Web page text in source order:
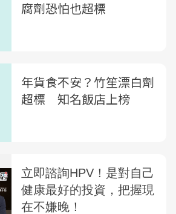
腐劑恐怕也超標
年貨食不安？竹笙漂白劑
超標 知名飯店上榜